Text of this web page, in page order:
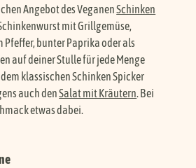
Angebot des VeganenSchinken
mit Grillgemüse,
bunter Paprika oder als
auf deiner Stulle für jede Menge
klassischen Schinken Spicker
auch denSalat mit Kräutern. Bei
etwas dabei.